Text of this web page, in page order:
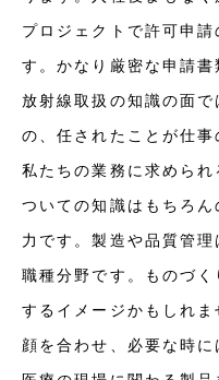
プロジェクトで許可申
す。かなり厳密な申請書
放射線取扱の知識の面
の、任されたことが仕事
私たちの業務に求めら
ついての知識はもちろ
力です。製造や品質管
職種分野です。ものづ
するイメージかもしれ
顔を合わせ、必要な時に